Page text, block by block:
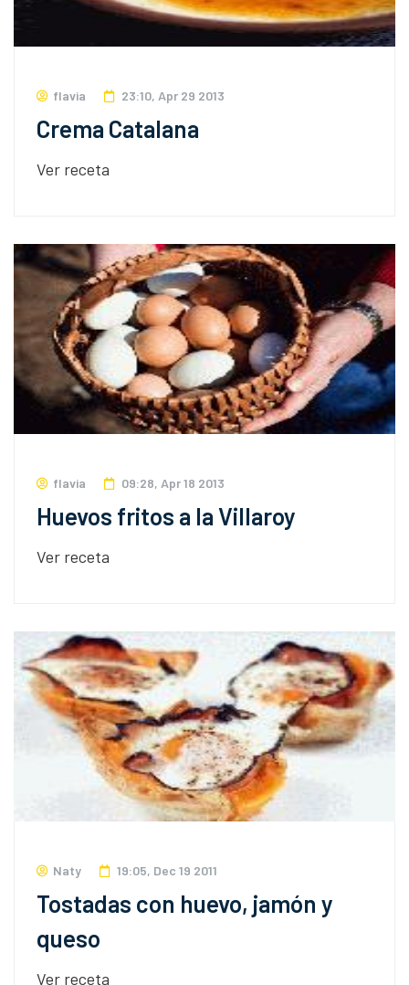
flavia 23:10, Apr 29 2013
Crema Catalana
Ver receta
flavia 09:28, Apr 18 2013
Huevos fritos a la Villaroy
Ver receta
Naty 19:05, Dec 19 2011
Tostadas con huevo, jamón y
queso
Ver receta